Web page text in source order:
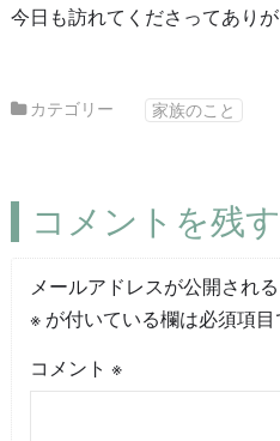
今日も訪れてくださってあり
カテゴリー 家族のこと
コメントを残す
メールアドレスが公開され
※が付いている欄は必須項目
コメント ※